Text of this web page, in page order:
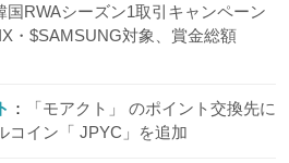
国RWAシーズン1取引キャンペーン
・$SAMSUNG対象、賞金総額
「モアクト」 のポイント交換先に
コイン「 JPYC」を追加